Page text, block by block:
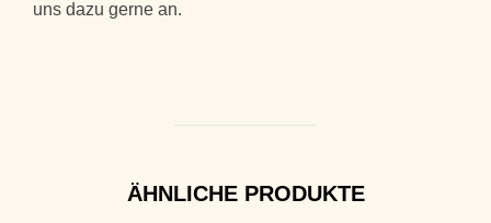
uns dazu gerne an.
ÄHNLICHE PRODUKTE